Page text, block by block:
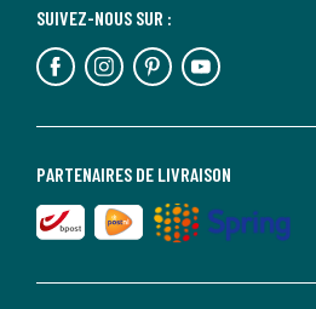
PARTENAIRES DE LIVRAISON
SUIVEZ-NOUS SUR :